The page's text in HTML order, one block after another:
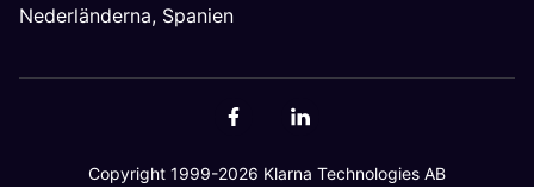
Nederländerna, Spanien
Copyright 1999-2026 Klarna Technologies AB